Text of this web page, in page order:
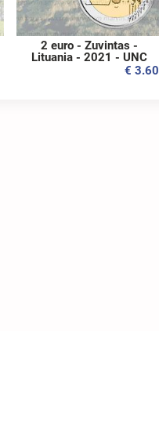
2 euro - Zuvintas -
Lituania - 2021 - UNC
€ 3.60